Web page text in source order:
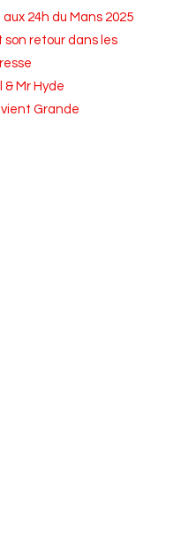
24h du Mans 2025
son retour dans les
& Mr Hyde
Grande